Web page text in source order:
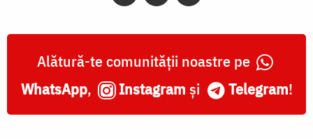
Alătură-te comunității noastre pe
WhatsApp, Instagram și Telegram!